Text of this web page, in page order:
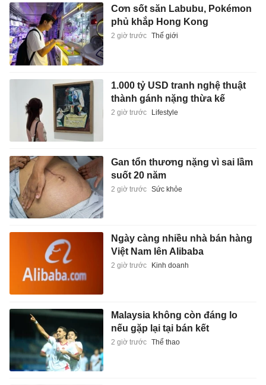
Cơn sốt săn Labubu, Pokémon
phủ khắp Hong Kong
2 giờ trước Thế giới
1.000 tỷ USD tranh nghệ thuật
thành gánh nặng thừa kế
2 giờ trước Lifestyle
Gan tổn thương nặng vì sai lầm
suốt 20 năm
2 giờ trước Sức khỏe
Ngày càng nhiều nhà bán hàng
Việt Nam lên Alibaba
2 giờ trước Kinh doanh
Malaysia không còn đáng lo
nếu gặp lại tại bán kết
2 giờ trước Thể thao